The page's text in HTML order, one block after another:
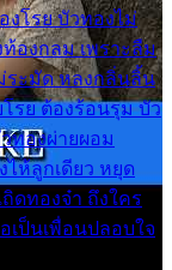
งโรย บัวทองไม่
องกลม เพราะลืม
ระมัด หลงกลิ่นลิ้น
รย ต้องร้อนรุม บัว
ทองผ่ายผอม
ไห้ลูกเดียว หยุด
ดทองจ๋า ถึงใคร
เป็นเพื่อนปลอบใจ